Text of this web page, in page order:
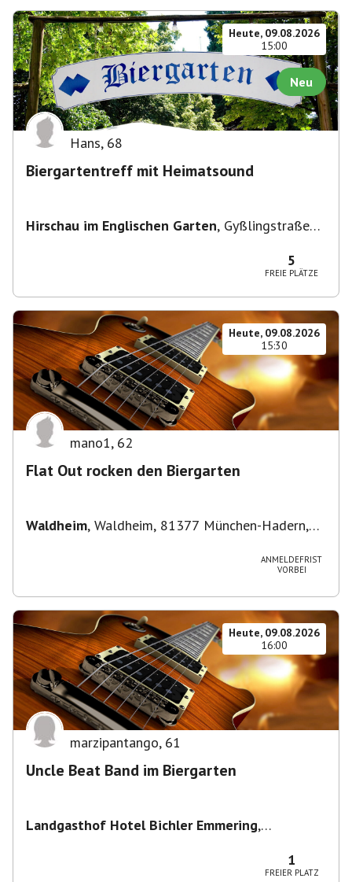
Heute, 09.08.2026
15:00
Neu
Hans, 68
Biergartentreff mit Heimatsound
Hirschau im Englischen Garten, Gyßlingstraße
5
FREIE PLÄTZE
Heute, 09.08.2026
15:30
mano1, 62
Flat Out rocken den Biergarten
Waldheim, Waldheim, 81377 München-Hadern,
ANMELDEFRIST
VORBEI
Heute, 09.08.2026
16:00
marzipantango, 61
Uncle Beat Band im Biergarten
Landgasthof Hotel Bichler Emmering,
1
FREIER PLATZ